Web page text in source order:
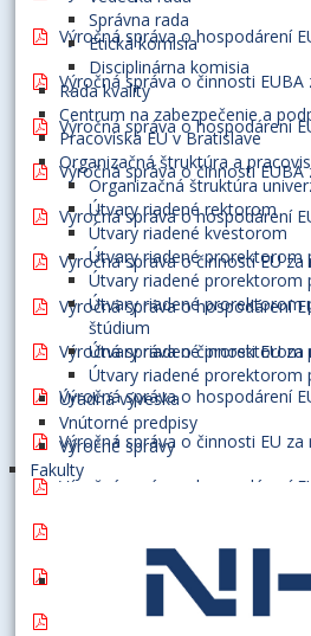
Správna rada
Etická komisia
Disciplinárna komisia
Rada kvality
Centrum na zabezpečenie a
Pracoviská EU v Bratislave
Organizačná štruktúra a
Organizačná štruktúra
Útvary riadené rektorom
Útvary riadené kvestorom
Útvary riadené prorektorom
Útvary riadené
Útvary riadené prorektorom
štúdium
Útvary riadené prorektorom
Útvary riadené prorektorom
Úradná výveska
Vnútorné predpisy
Výročné správy
Fakulty
Výročná správa o hospodárení
Výročná správa o činnosti EUBA
Výročná správa o hospodárení
Výročná správa o činnosti EUBA
Výročná správa o hospodárení
Výročná správa o činnosti EU za
Výročná správa o hospodárení
Výročná správa o činnosti EU za
Výročná správa o hospodárení
Výročná správa o činnosti EU za
Výročná správa o hospodárení
Výročná správa o činnosti EU
Výročná správa o hospodárení